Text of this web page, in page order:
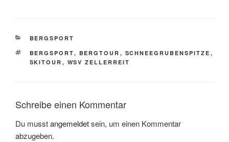
KATEGORIEN
BERGSPORT
SCHLAGWÖRTER
BERGSPORT, BERGTOUR , SCHNEEGRUBENSPITZE ,
SKITOUR , WSV ZELLERREIT
Schreibe einen Kommentar
Du musstangemeldetsein, um einen Kommentar
abzugeben.